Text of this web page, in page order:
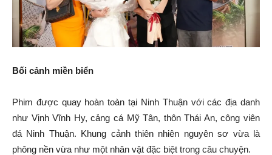
Bối cảnh miền biển
Phim được quay hoàn toàn tại Ninh Thuận với các địa danh
như Vịnh Vĩnh Hy, cảng cá Mỹ Tân, thôn Thái An, công viên
đá Ninh Thuận. Khung cảnh thiên nhiên nguyên sơ vừa là
phông nền vừa như một nhân vật đặc biệt trong câu chuyện.